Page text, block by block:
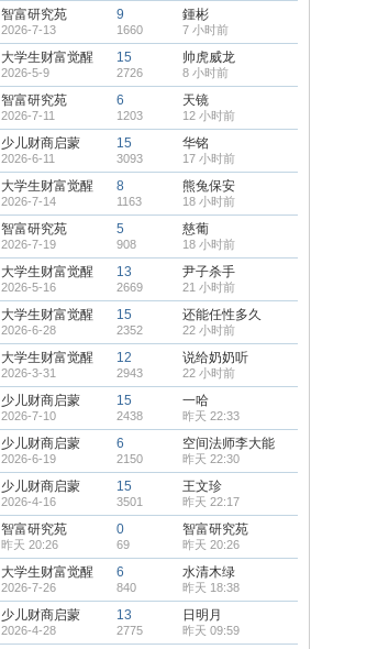
智富研究苑
2026-7-13
9
1660
鍾彬
7 小时前
大学生财富觉醒
2026-5-9
15
2726
帅虎威龙
8 小时前
智富研究苑
2026-7-11
6
1203
天镜
12 小时前
少儿财商启蒙
2026-6-11
15
3093
华铭
17 小时前
大学生财富觉醒
2026-7-14
8
1163
熊兔保安
18 小时前
智富研究苑
2026-7-19
5
908
慈葡
18 小时前
大学生财富觉醒
2026-5-16
13
2669
尹子杀手
21 小时前
大学生财富觉醒
2026-6-28
15
2352
还能任性多久
22 小时前
大学生财富觉醒
2026-3-31
12
2943
说给奶奶听
22 小时前
少儿财商启蒙
2026-7-10
15
2438
一哈
昨天 22:33
少儿财商启蒙
2026-6-19
6
2150
空间法师李大能
昨天 22:30
少儿财商启蒙
2026-4-16
15
3501
王文珍
昨天 22:17
智富研究苑
昨天 20:26
0
69
智富研究苑
昨天 20:26
大学生财富觉醒
2026-7-26
6
840
水清木绿
昨天 18:38
少儿财商启蒙
2026-4-28
13
2775
日明月
昨天 09:59